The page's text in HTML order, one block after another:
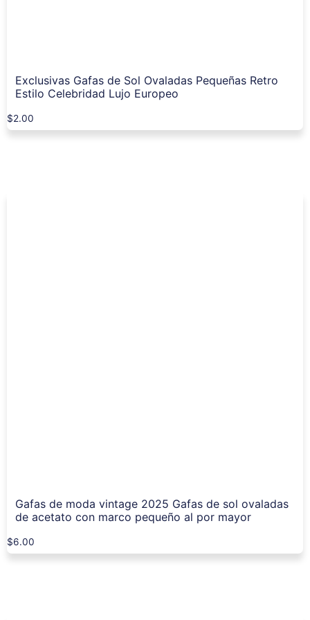
Exclusivas Gafas de Sol Ovaladas Pequeñas Retro
Estilo Celebridad Lujo Europeo
$2.00
Gafas de moda vintage 2025 Gafas de sol ovaladas
de acetato con marco pequeño al por mayor
$6.00